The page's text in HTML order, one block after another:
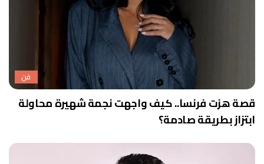
فن
قصة هزت فرنسا.. كيف واجهت نجمة شهيرة محاولة
ابتزاز بطريقة صادمة؟